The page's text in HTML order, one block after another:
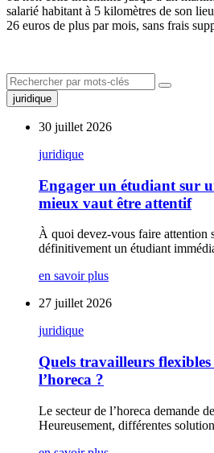
salarié habitant à 5 kilomètres de son
26 euros de plus par mois, sans frais
juridique
30 juillet 2026
juridique
Engager un étudiant sur
mieux vaut être attentif
À quoi devez-vous faire attention
définitivement un étudiant
en savoir plus
27 juillet 2026
juridique
Quels travailleurs
l’horeca ?
Le secteur de l’horeca demande
Heureusement, différentes